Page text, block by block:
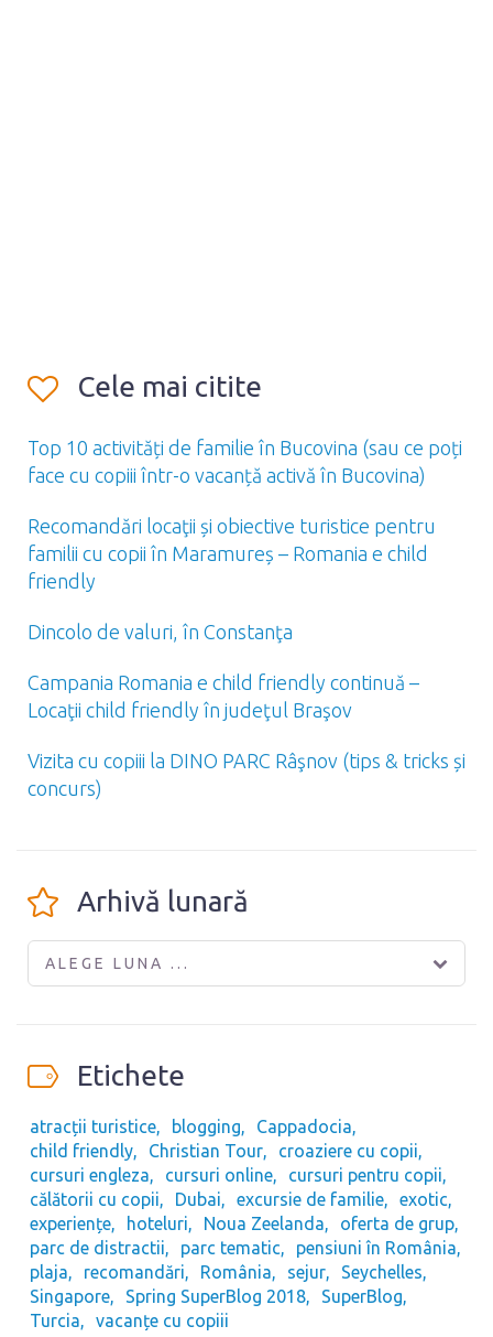
Cele mai citite
Top 10 activități de familie în Bucovina (sau ce poți
face cu copiii într-o vacanță activă în Bucovina)
Recomandări locaţii și obiective turistice pentru
familii cu copii în Maramureș – Romania e child
friendly
Dincolo de valuri, în Constanţa
Campania Romania e child friendly continuă –
Locaţii child friendly în judeţul Braşov
Vizita cu copiii la DINO PARC Râşnov (tips & tricks și
concurs)
Arhivă lunară
ALEGE LUNA ...
Etichete
atracții turistice blogging
Cappadocia
child friendly
Christian Tour
croaziere cu copii
cursuri engleza
cursuri online
cursuri pentru copii
călătorii cu copii
Dubai excursie de familie
exotic
experiențe
hoteluri Noua Zeelanda
oferta de grup
parc de distractii
parc tematic
pensiuni în România
plaja
recomandări România sejur
Seychelles
Singapore
Spring SuperBlog 2018
SuperBlog
Turcia
vacanțe cu copiii